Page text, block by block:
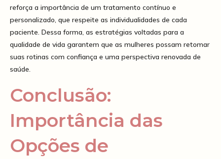
reforça a importância de um tratamento contínuo e
personalizado, que respeite as individualidades de cada
paciente. Dessa forma, as estratégias voltadas para a
qualidade de vida garantem que as mulheres possam retomar
suas rotinas com confiança e uma perspectiva renovada de
saúde.
Conclusão:
Importância das
Opções de